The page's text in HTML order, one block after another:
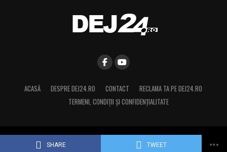
SHARE TWEET
ACASĂ DESPRE DEJ24.RO CONTACT
RECLAMA TA PE DEJ24.RO
TERMENI, CONDIŢII ȘI CONFIDENȚIALITATE
Copyright © 2015 Dej24.ro. Toate drepturile rezervate.